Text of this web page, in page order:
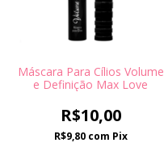
Máscara Para Cílios Volume
e Definição Max Love
R$10,00
R$9,80 com Pix